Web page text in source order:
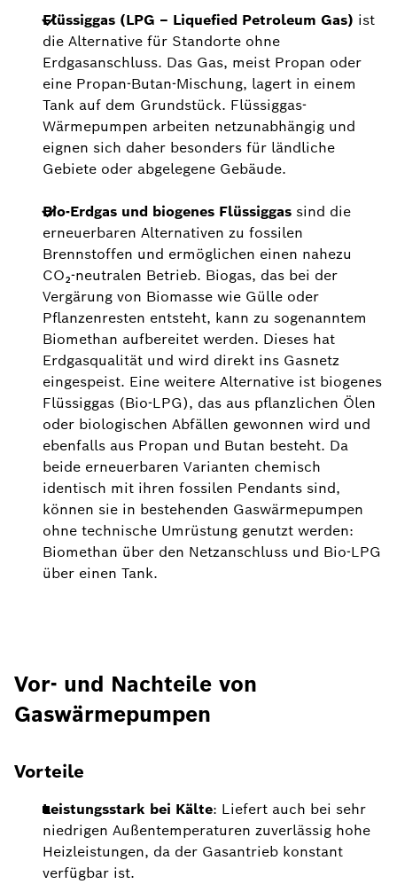
Flüssiggas (LPG – Liquefied Petroleum Gas) ist
die Alternative für Standorte ohne
Erdgasanschluss. Das Gas, meist Propan oder
eine Propan-Butan-Mischung, lagert in einem
Tank auf dem Grundstück. Flüssiggas-
Wärmepumpen arbeiten netzunabhängig und
eignen sich daher besonders für ländliche
Gebiete oder abgelegene Gebäude.
Bio-Erdgas und biogenes Flüssiggas sind die
erneuerbaren Alternativen zu fossilen
Brennstoffen und ermöglichen einen nahezu
CO₂-neutralen Betrieb. Biogas, das bei der
Vergärung von Biomasse wie Gülle oder
Pflanzenresten entsteht, kann zu sogenanntem
Biomethan aufbereitet werden. Dieses hat
Erdgasqualität und wird direkt ins Gasnetz
eingespeist. Eine weitere Alternative ist biogenes
Flüssiggas (Bio-LPG), das aus pflanzlichen Ölen
oder biologischen Abfällen gewonnen wird und
ebenfalls aus Propan und Butan besteht. Da
beide erneuerbaren Varianten chemisch
identisch mit ihren fossilen Pendants sind,
können sie in bestehenden Gaswärmepumpen
ohne technische Umrüstung genutzt werden:
Biomethan über den Netzanschluss und Bio-LPG
über einen Tank.
Vor- und Nachteile von
Gaswärmepumpen
​​Vorteile
Leistungsstark bei Kälte: Liefert auch bei sehr
niedrigen Außentemperaturen zuverlässig hohe
Heizleistungen, da der Gasantrieb konstant
verfügbar ist.